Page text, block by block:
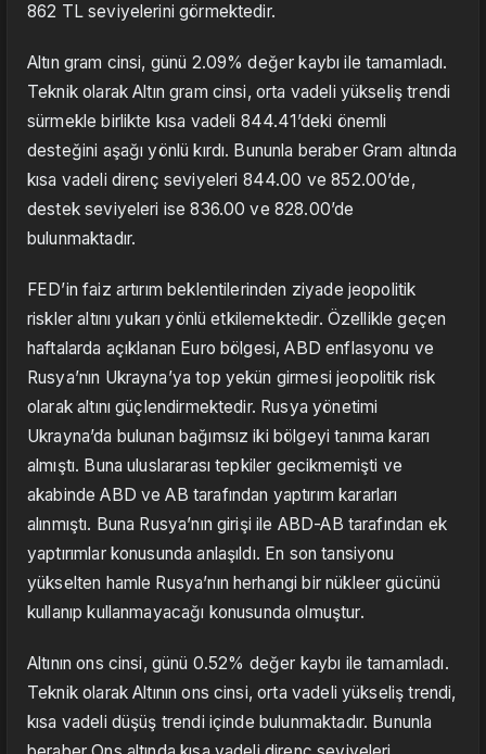
862 TL seviyelerini görmektedir.
Altın gram cinsi, günü 2.09% değer kaybı ile tamamladı.
Teknik olarak Altın gram cinsi, orta vadeli yükseliş trendi
sürmekle birlikte kısa vadeli 844.41’deki önemli
desteğini aşağı yönlü kırdı. Bununla beraber Gram altında
kısa vadeli direnç seviyeleri 844.00 ve 852.00’de,
destek seviyeleri ise 836.00 ve 828.00’de
bulunmaktadır.
FED’in faiz artırım beklentilerinden ziyade jeopolitik
riskler altını yukarı yönlü etkilemektedir. Özellikle geçen
haftalarda açıklanan Euro bölgesi, ABD enflasyonu ve
Rusya’nın Ukrayna’ya top yekün girmesi jeopolitik risk
olarak altını güçlendirmektedir. Rusya yönetimi
Ukrayna’da bulunan bağımsız iki bölgeyi tanıma kararı
almıştı. Buna uluslararası tepkiler gecikmemişti ve
akabinde ABD ve AB tarafından yaptırım kararları
alınmıştı. Buna Rusya’nın girişi ile ABD-AB tarafından ek
yaptırımlar konusunda anlaşıldı. En son tansiyonu
yükselten hamle Rusya’nın herhangi bir nükleer gücünü
kullanıp kullanmayacağı konusunda olmuştur.
Altının ons cinsi, günü 0.52% değer kaybı ile tamamladı.
Teknik olarak Altının ons cinsi, orta vadeli yükseliş trendi,
kısa vadeli düşüş trendi içinde bulunmaktadır. Bununla